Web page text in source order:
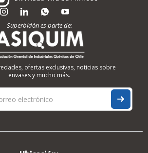
Superbidón es parte de:
ofertas exclusivas, noticias sobre
envases y mucho más.